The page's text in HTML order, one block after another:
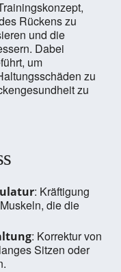
Rückens zu
und die
Dabei
um
zu
zu
: Kräftigung
die die
: Korrektur von
Sitzen oder